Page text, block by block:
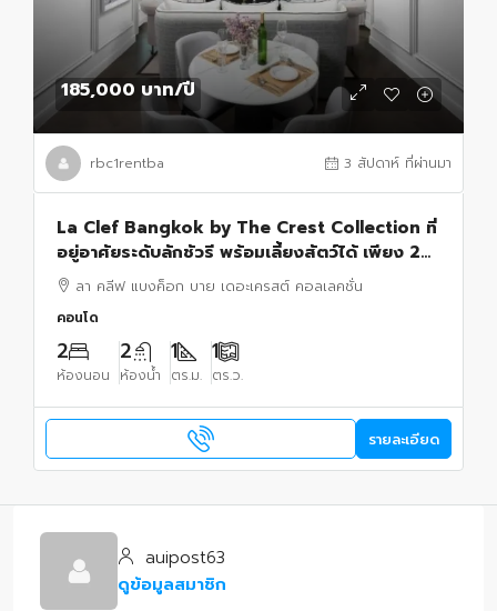
185,000 บาท/ปี
rbc1rentba 3 สัปดาห์ ที่ผ่านมา
La Clef Bangkok by The Crest Collection ที่
อยู่อาศัยระดับลักชัวรี พร้อมเลี้ยงสัตว์ได้ เพียง 20
เมตรจาก BTS ทองหล่อ
ลา คลีฟ แบงค็อก บาย เดอะเครสต์ คอลเลคชั่น
คอนโด
2
ห้องนอน
2
ห้องน้ำ
1
ตร.ม.
1
ตร.ว.
รายละเอียด
auipost63
ดูข้อมูลสมาชิก